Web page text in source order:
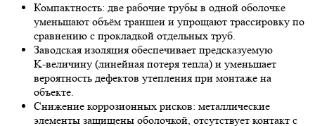
Компактность: две рабочие трубы в одной оболочке
уменьшают объём траншеи и упрощают трассировку по
сравнению с прокладкой отдельных труб.
Заводская изоляция обеспечивает предсказуемую
K‑величину (линейная потеря тепла) и уменьшает
вероятность дефектов утепления при монтаже на
объекте.
Снижение коррозионных рисков: металлические
элементы защищены оболочкой, отсутствует контакт с